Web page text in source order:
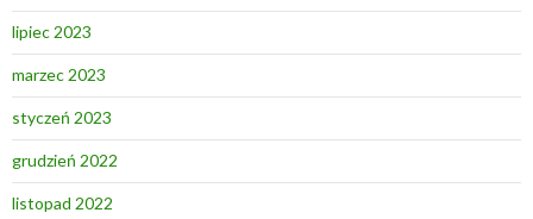
lipiec 2023
marzec 2023
styczeń 2023
grudzień 2022
listopad 2022